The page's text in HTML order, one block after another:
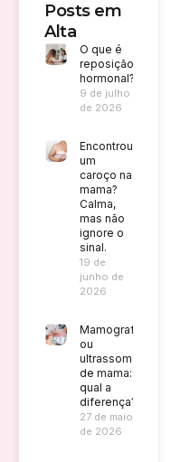
Posts em
Alta
O que é
reposição
hormonal?
9 de julho
de 2026
Encontrou
um
caroço na
mama?
Calma,
mas não
ignore o
sinal.
19 de
junho de
2026
Mamografia
ou
ultrassom
de mama:
qual a
diferença?
27 de maio
de 2026